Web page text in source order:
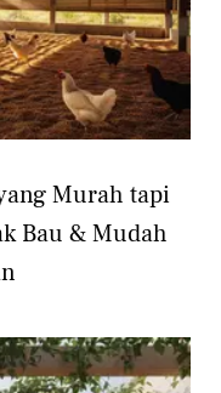
Murah tapi
Bau & Mudah